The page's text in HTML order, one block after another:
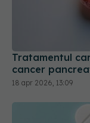
Tratamentul
cancer